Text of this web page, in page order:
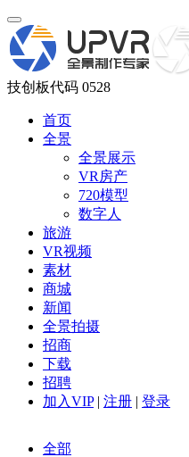
技创板代码 0528
首页
全景
全景展示
VR房产
720模型
数字人
旅游
VR视频
素材
商城
新闻
全景拍摄
招商
下载
招聘
加入VIP | 注册 | 登录
全部